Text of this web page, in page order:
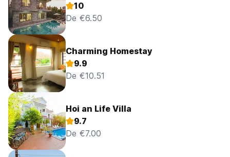
10
De €6.50
Charming Homestay
9.9
De €10.51
Hoi an Life Villa
9.7
De €7.00